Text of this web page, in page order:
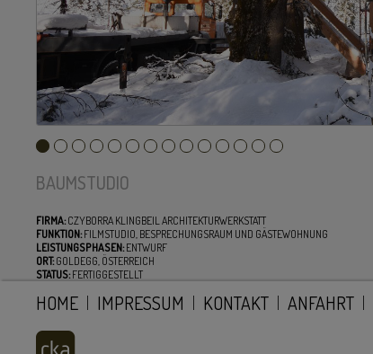
BAUMSTUDIO
FIRMA:CZYBORRA KLINGBEIL ARCHITEKTURWERKSTATT
FUNKTION:FILMSTUDIO, BESPRECHUNGSRAUM UND GÄSTEWOHNUNG
LEISTUNGSPHASEN:ENTWURF
ORT:GOLDEGG, ÖSTERREICH
STATUS:FERTIGGESTELLT
HOME IMPRESSUM KONTAKT ANFAHRT